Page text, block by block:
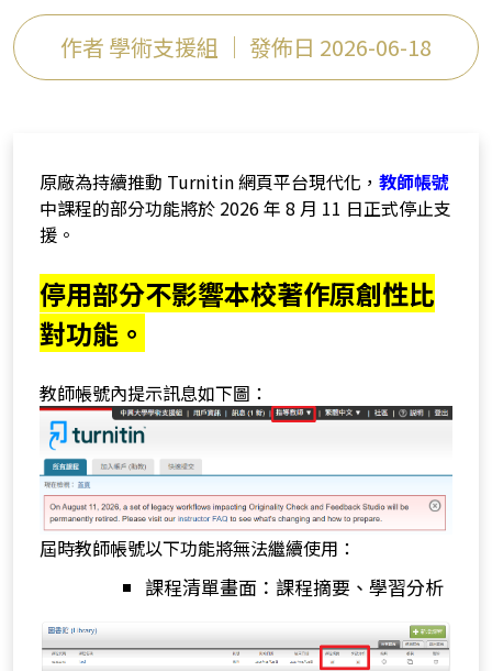
作者 學術支援組 ｜ 發佈日 2026-06-18
原廠為持續推動 Turnitin 網頁平台現代化， 教師帳號
中課程的部分功能將於 2026 年 8 月 11 日正式停止支
援。
停用部分不影響本校著作原創性比
對功能。
教師帳號內提示訊息如下圖：
屆時教師帳號以下功能將無法繼續使用：
課程清單畫面：課程摘要、學習分析